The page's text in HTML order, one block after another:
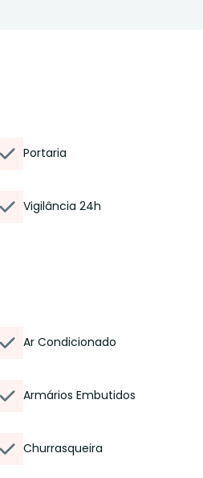
Portaria
Vigilância 24h
Ar Condicionado
Armários Embutidos
Churrasqueira